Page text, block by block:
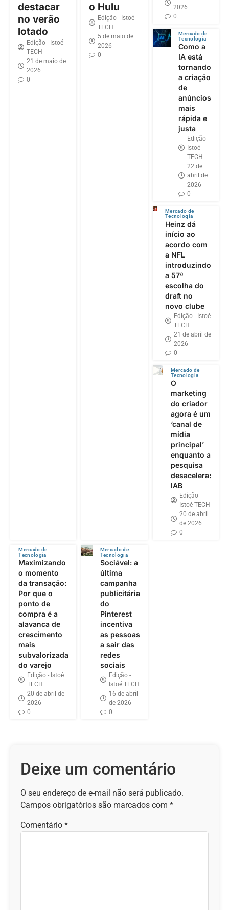
destacar
no verão
lotado
Edição - Istoé
TECH
21 de maio de
2026
0
o Hulu
Edição - Istoé
TECH
5 de maio de
2026
0
2026
0
Mercado de
Tecnologia
Como a
IA está
tornando
a criação
de
anúncios
mais
rápida e
justa
Edição -
Istoé
TECH
22 de
abril de
2026
0
Mercado de
Tecnologia
Heinz dá
início ao
acordo com
a NFL
introduzindo
a 57ª
escolha do
draft no
novo clube
Edição - Istoé
TECH
21 de abril de
2026
0
Mercado de
Tecnologia
O
marketing
do criador
agora é um
‘canal de
mídia
principal’
enquanto a
pesquisa
desacelera:
IAB
Edição -
Istoé TECH
20 de abril
de 2026
0
Mercado de
Tecnologia
Maximizando
o momento
da transação:
Por que o
ponto de
compra é a
alavanca de
crescimento
mais
subvalorizada
do varejo
Edição - Istoé
TECH
20 de abril de
2026
0
Mercado de
Tecnologia
Sociável: a
última
campanha
publicitária
do
Pinterest
incentiva
as pessoas
a sair das
redes
sociais
Edição -
Istoé TECH
16 de abril
de 2026
0
Deixe um comentário
O seu endereço de e-mail não será publicado.
Campos obrigatórios são marcados com *
Comentário *